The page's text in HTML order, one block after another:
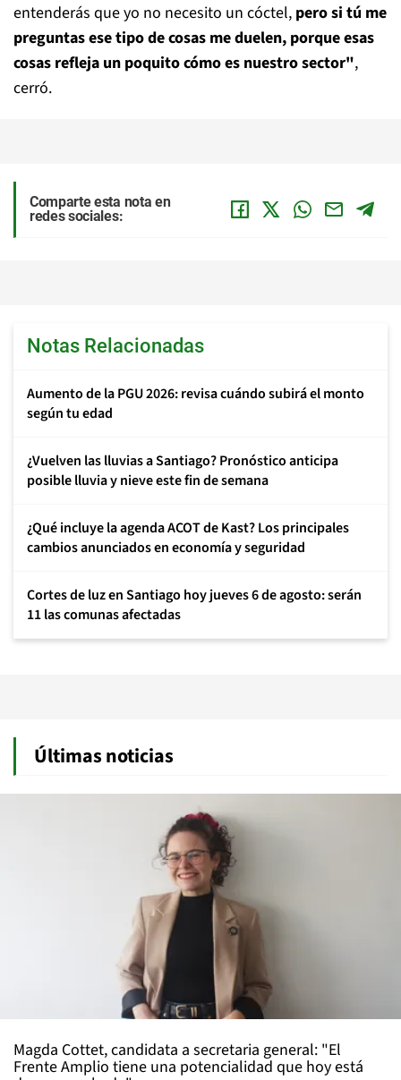
entenderás que yo no necesito un cóctel, pero si tú me
preguntas ese tipo de cosas me duelen, porque esas
cosas refleja un poquito cómo es nuestro sector",
cerró.
Comparte esta nota en
redes sociales:
Notas Relacionadas
Aumento de la PGU 2026: revisa cuándo subirá el monto
según tu edad
¿Vuelven las lluvias a Santiago? Pronóstico anticipa
posible lluvia y nieve este fin de semana
¿Qué incluye la agenda ACOT de Kast? Los principales
cambios anunciados en economía y seguridad
Cortes de luz en Santiago hoy jueves 6 de agosto: serán
11 las comunas afectadas
Últimas noticias
Magda Cottet, candidata a secretaria general: "El
Frente Amplio tiene una potencialidad que hoy está